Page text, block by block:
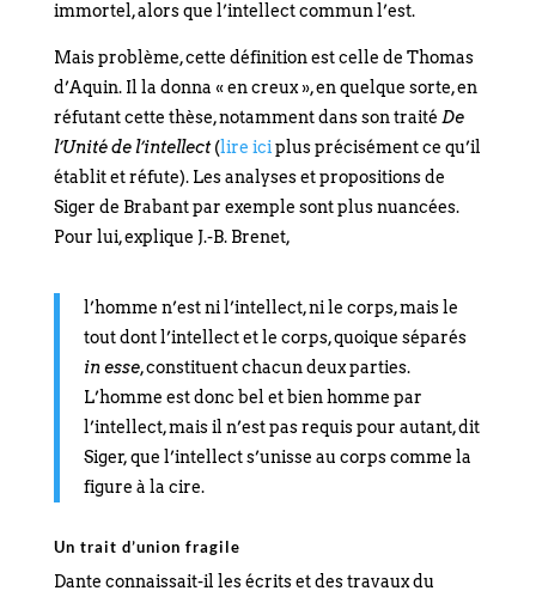
immortel, alors que l’intellect commun l’est.
Mais problème, cette définition est celle de Thomas
d’Aquin. Il la donna « en creux », en quelque sorte, en
réfutant cette thèse, notamment dans son traité De
l’Unité de l’intellect(lire iciplus précisément ce qu’il
établit et réfute). Les analyses et propositions de
Siger de Brabant par exemple sont plus nuancées.
Pour lui, explique J.-B. Brenet,
l’homme n’est ni l’intellect, ni le corps, mais le
tout dont l’intellect et le corps, quoique séparés
in esse, constituent chacun deux parties.
L’homme est donc bel et bien homme par
l’intellect, mais il n’est pas requis pour autant, dit
Siger, que l’intellect s’unisse au corps comme la
figure à la cire.
Un trait d’union fragile
Dante connaissait-il les écrits et des travaux du